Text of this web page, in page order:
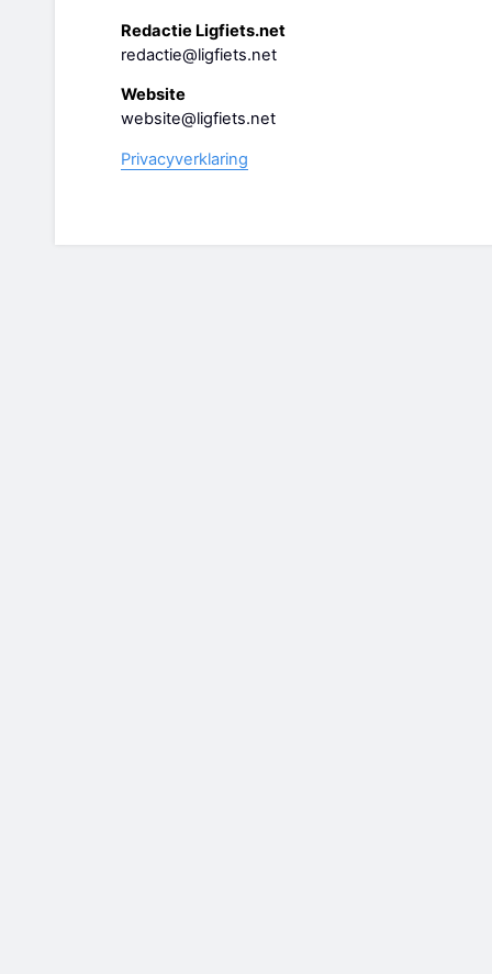
Redactie Ligfiets.net
redactie@ligfiets.net
Website
website@ligfiets.net
Privacyverklaring